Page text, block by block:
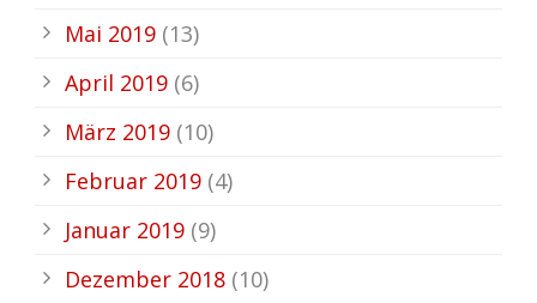
Mai 2019 (13)
April 2019 (6)
März 2019 (10)
Februar 2019 (4)
Januar 2019 (9)
Dezember 2018 (10)